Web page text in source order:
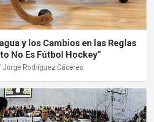
y los Cambios en las Reglas
No Es Fútbol Hockey”
Jorge Rodríguez Cáceres